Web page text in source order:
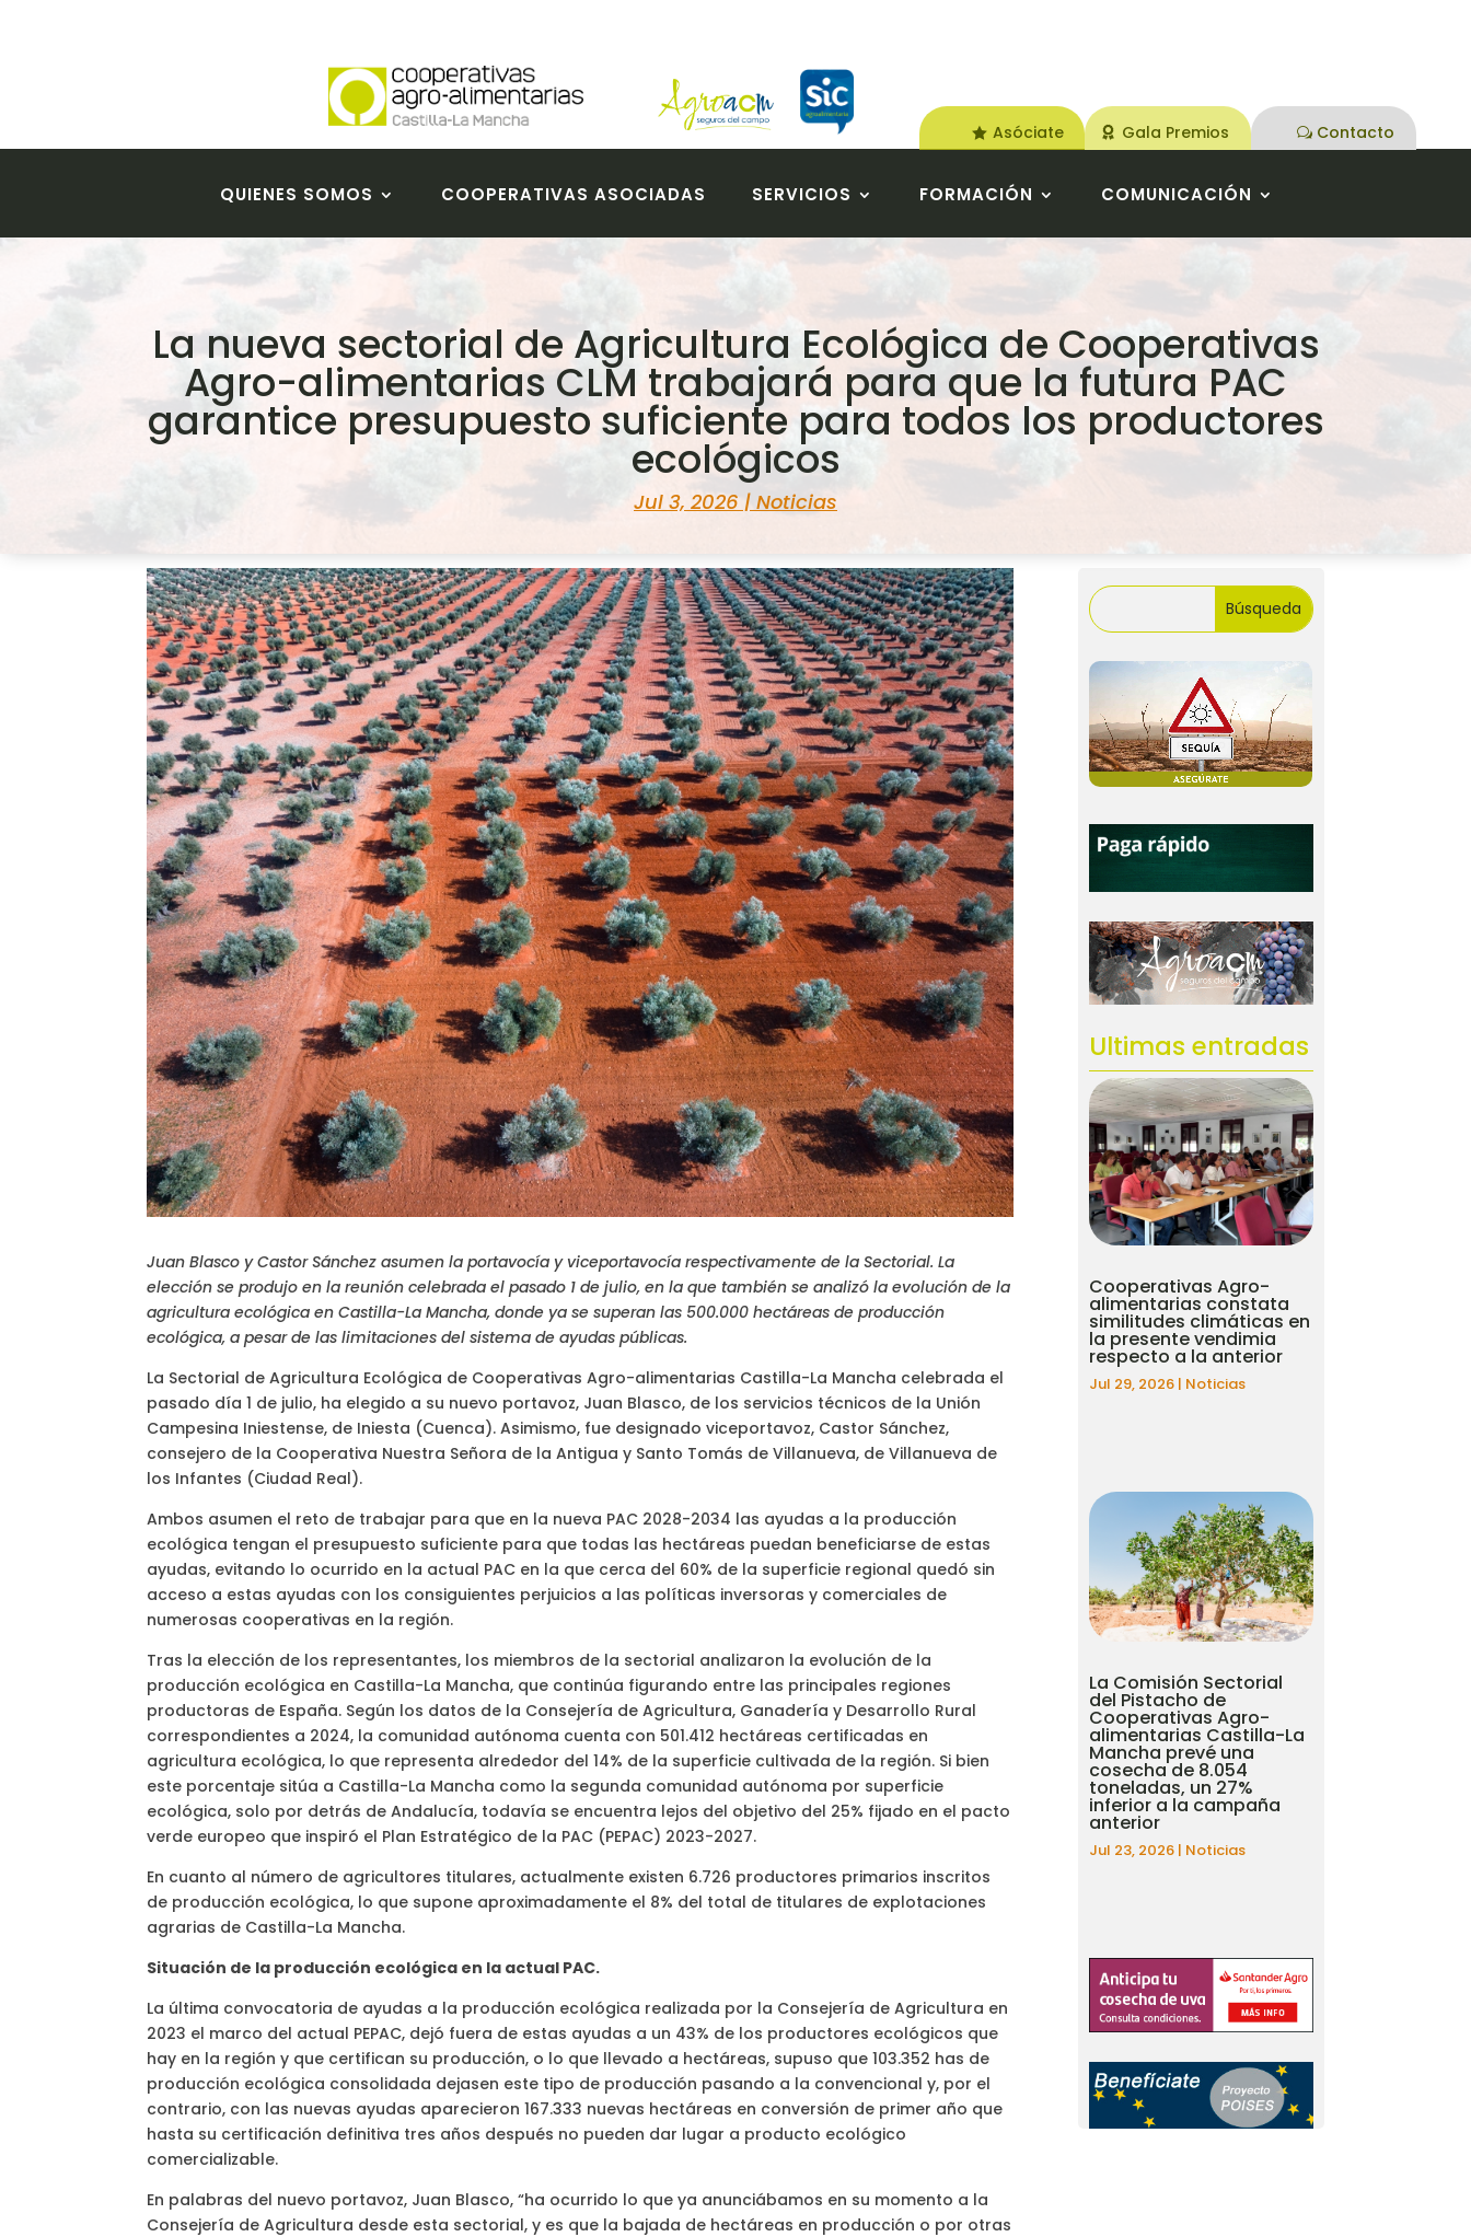
Asóciate Gala Premios Contacto
QUIENES SOMOS COOPERATIVAS ASOCIADAS SERVICIOS FORMACIÓN COMUNICACIÓN
La nueva sectorial de Agricultura Ecológica de Cooperativas
Agro-alimentarias CLM trabajará para que la futura PAC
garantice presupuesto suficiente para todos los productores
ecológicos
Jul 3, 2026 | Noticias
Juan Blasco y Castor Sánchez asumen la portavocía y viceportavocía respectivamente de la Sectorial. La
elección se produjo en la reunión celebrada el pasado 1 de julio, en la que también se analizó la evolución de la
agricultura ecológica en Castilla-La Mancha, donde ya se superan las 500.000 hectáreas de producción
ecológica, a pesar de las limitaciones del sistema de ayudas públicas.
La Sectorial de Agricultura Ecológica de Cooperativas Agro-alimentarias Castilla-La Mancha celebrada el
pasado día 1 de julio, ha elegido a su nuevo portavoz, Juan Blasco, de los servicios técnicos de la Unión
Campesina Iniestense, de Iniesta (Cuenca). Asimismo, fue designado viceportavoz, Castor Sánchez,
consejero de la Cooperativa Nuestra Señora de la Antigua y Santo Tomás de Villanueva, de Villanueva de
los Infantes (Ciudad Real).
Ambos asumen el reto de trabajar para que en la nueva PAC 2028-2034 las ayudas a la producción
ecológica tengan el presupuesto suficiente para que todas las hectáreas puedan beneficiarse de estas
ayudas, evitando lo ocurrido en la actual PAC en la que cerca del 60% de la superficie regional quedó sin
acceso a estas ayudas con los consiguientes perjuicios a las políticas inversoras y comerciales de
numerosas cooperativas en la región.
Tras la elección de los representantes, los miembros de la sectorial analizaron la evolución de la
producción ecológica en Castilla-La Mancha, que continúa figurando entre las principales regiones
productoras de España. Según los datos de la Consejería de Agricultura, Ganadería y Desarrollo Rural
correspondientes a 2024, la comunidad autónoma cuenta con 501.412 hectáreas certificadas en
agricultura ecológica, lo que representa alrededor del 14% de la superficie cultivada de la región. Si bien
este porcentaje sitúa a Castilla-La Mancha como la segunda comunidad autónoma por superficie
ecológica, solo por detrás de Andalucía, todavía se encuentra lejos del objetivo del 25% fijado en el pacto
verde europeo que inspiró el Plan Estratégico de la PAC (PEPAC) 2023-2027.
En cuanto al número de agricultores titulares, actualmente existen 6.726 productores primarios inscritos
de producción ecológica, lo que supone aproximadamente el 8% del total de titulares de explotaciones
agrarias de Castilla-La Mancha.
Situación de la producción ecológica en la actual PAC.
La última convocatoria de ayudas a la producción ecológica realizada por la Consejería de Agricultura en
2023 el marco del actual PEPAC, dejó fuera de estas ayudas a un 43% de los productores ecológicos que
hay en la región y que certifican su producción, o lo que llevado a hectáreas, supuso que 103.352 has de
producción ecológica consolidada dejasen este tipo de producción pasando a la convencional y, por el
contrario, con las nuevas ayudas aparecieron 167.333 nuevas hectáreas en conversión de primer año que
hasta su certificación definitiva tres años después no pueden dar lugar a producto ecológico
comercializable.
En palabras del nuevo portavoz, Juan Blasco, “ha ocurrido lo que ya anunciábamos en su momento a la
Consejería de Agricultura desde esta sectorial, y es que la bajada de hectáreas en producción o por otras
Ultimas entradas
Cooperativas Agro-
alimentarias constata
similitudes climáticas en
la presente vendimia
respecto a la anterior
Jul 29, 2026 | Noticias
La Comisión Sectorial
del Pistacho de
Cooperativas Agro-
alimentarias Castilla-La
Mancha prevé una
cosecha de 8.054
toneladas, un 27%
inferior a la campaña
anterior
Jul 23, 2026 | Noticias